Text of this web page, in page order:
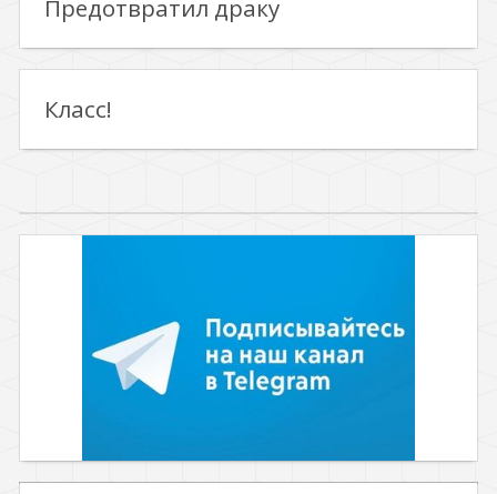
Предотвратил драку
Класс!